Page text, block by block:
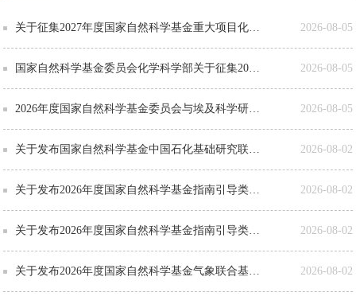
关于征集2027年度国家自然科学基金重大项目化学化工领域立项建议的通告 2026-08-05
国家自然科学基金委员会化学科学部关于征集2026年度重大非共识项目立项建议的通告 2026-08-05
2026年度国家自然科学基金委员会与埃及科学研究技术院合作研究项目指南 2026-08-05
关于发布国家自然科学基金中国石化基础研究联合基金重大专项2026年度项目指南的通告 2026-08-02
关于发布2026年度国家自然科学基金指南引导类原创探索计划项目“岩石圈与固体力学：多场多尺... 2026-08-02
关于发布2026年度国家自然科学基金指南引导类原创探索计划项目“跨圈层多尺度地球流体动力学... 2026-08-02
关于发布2026年度国家自然科学基金气象联合基金“量子技术气象应用”领域申请指南的通告 2026-08-02